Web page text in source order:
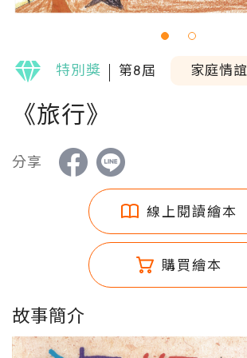
特別獎 第8屆 家庭情誼
《旅行》
分享
線上閱讀繪本
購買繪本
故事簡介